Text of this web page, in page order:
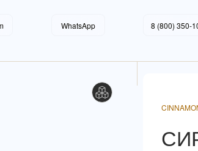
LET'S
LET'S GO! 8 (800) 350-
WhatsApp